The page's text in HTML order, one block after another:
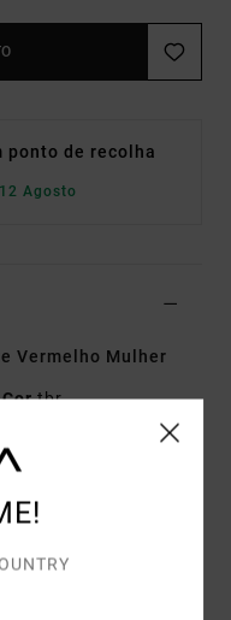
ponto de recolha
12 Agosto
Vermelho Mulher
tbr
e elastano